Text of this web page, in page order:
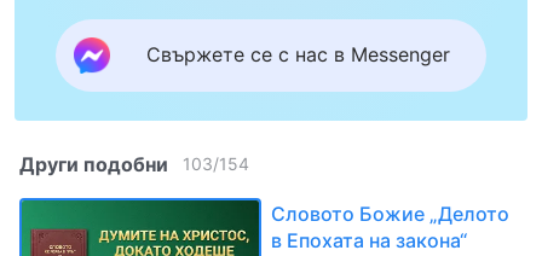
Свържете се с нас в Messenger
Други подобни 103/154
Словото Божие „Делото
в Епохата на закона“